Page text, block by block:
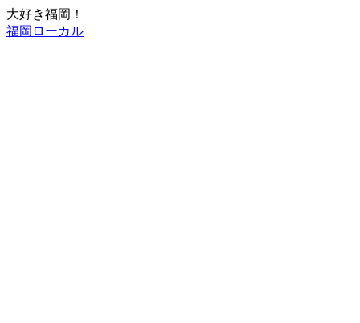
大好き福岡！
福岡ローカル